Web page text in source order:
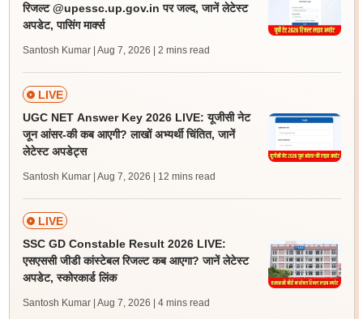
रिजल्ट @upessc.up.gov.in पर जल्द, जानें लेटेस्ट
अपडेट, पासिंग मार्क्स
Santosh Kumar | Aug 7, 2026 | 2 mins read
LIVE
UGC NET Answer Key 2026 LIVE: यूजीसी नेट
जून आंसर-की कब आएगी? लाखों अभ्यर्थी चिंतित, जानें
लेटेस्ट अपडेट्स
Santosh Kumar | Aug 7, 2026 | 12 mins read
LIVE
SSC GD Constable Result 2026 LIVE:
एसएससी जीडी कांस्टेबल रिजल्ट कब आएगा? जानें लेटेस्ट
अपडेट, स्कोरकार्ड लिंक
Santosh Kumar | Aug 7, 2026 | 4 mins read
choose the right Career path. Sign in and
access our resources onExams, Study
Material, Counseling, Colleges etc.
Enter Mobile
Skip Sign In